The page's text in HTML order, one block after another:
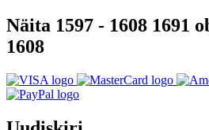
Näita 1597 - 1608 1691
1608